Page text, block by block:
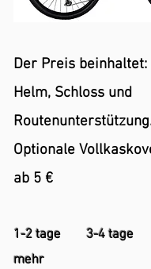
Der Preis beinhaltet:
Helm, Schloss und
Optionale Vollk
ab 5 €
1-2 tage 3-4 tage
mehr